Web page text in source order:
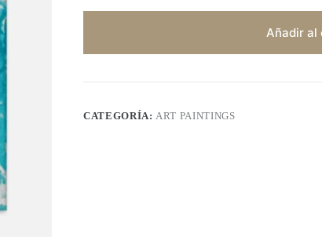
Añadir al
CATEGORÍA:ART PAINTINGS